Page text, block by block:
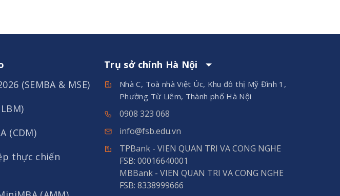
(SEMBA & MSE)
(CDM)
thực chiến
Trụ sở chính Hà Nội
Nhà C, Toà nhà Việt Úc, Khu đô thị Mỹ Đình 1,
Phường Từ Liêm, Thành phố Hà Nội
0908 323 068
info@fsb.edu.vn
TPBank - VIEN QUAN TRI VA CONG NGHE
FSB: 00016640001
MBBank - VIEN QUAN TRI VA CONG NGHE
FSB: 8338999666